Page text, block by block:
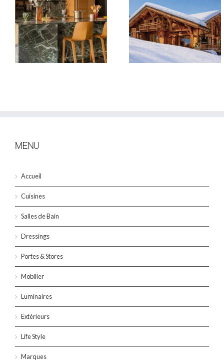
MENU
Accueil
Cuisines
Salles de Bain
Dressings
Portes & Stores
Mobilier
Luminaires
Extérieurs
Life Style
Marques